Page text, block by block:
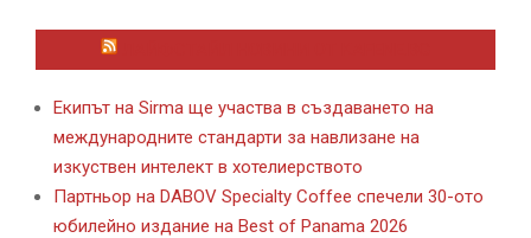
Екипът на Sirma ще участва в създаването на
международните стандарти за навлизане на
изкуствен интелект в хотелиерството
Партньор на DABOV Specialty Coffee спечели 30-ото
юбилейно издание на Best of Panama 2026